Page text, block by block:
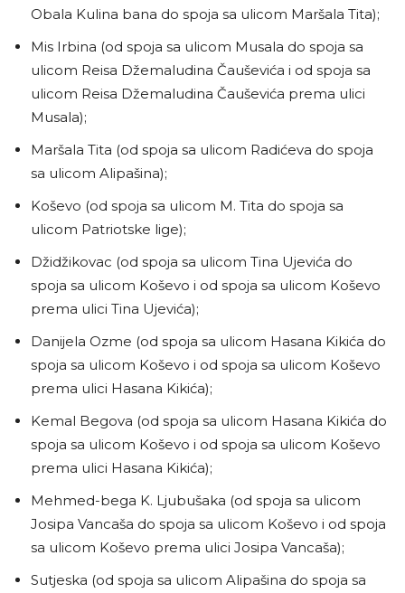
Obala Kulina bana do spoja sa ulicom Maršala Tita);
Mis Irbina (od spoja sa ulicom Musala do spoja sa
ulicom Reisa Džemaludina Čauševića i od spoja sa
ulicom Reisa Džemaludina Čauševića prema ulici
Musala);
Maršala Tita (od spoja sa ulicom Radićeva do spoja
sa ulicom Alipašina);
Koševo (od spoja sa ulicom M. Tita do spoja sa
ulicom Patriotske lige);
Džidžikovac (od spoja sa ulicom Tina Ujevića do
spoja sa ulicom Koševo i od spoja sa ulicom Koševo
prema ulici Tina Ujevića);
Danijela Ozme (od spoja sa ulicom Hasana Kikića do
spoja sa ulicom Koševo i od spoja sa ulicom Koševo
prema ulici Hasana Kikića);
Kemal Begova (od spoja sa ulicom Hasana Kikića do
spoja sa ulicom Koševo i od spoja sa ulicom Koševo
prema ulici Hasana Kikića);
Mehmed-bega K. Ljubušaka (od spoja sa ulicom
Josipa Vancaša do spoja sa ulicom Koševo i od spoja
sa ulicom Koševo prema ulici Josipa Vancaša);
Sutjeska (od spoja sa ulicom Alipašina do spoja sa